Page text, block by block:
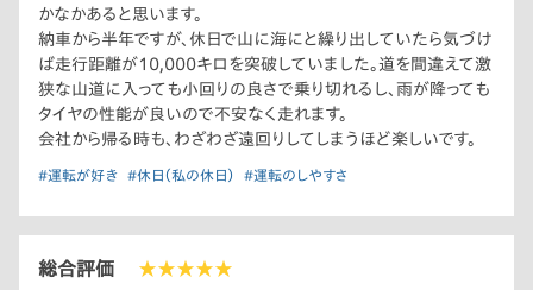
今挙げた点は、自分である程度対策するしかないので諦めましょ
う。しかし、それを差し置いてもデキのいい車だと思います。
使い勝手と運転の楽しさが高レベルで備わっているので、ぜひ一
度運転してみてください。
かなかあると思います。
納車から半年ですが、休日で山に海にと繰り出していたら気づけ
ば走行距離が10,000キロを突破していました。道を間違えて激
狭な山道に入っても小回りの良さで乗り切れるし、雨が降っても
タイヤの性能が良いので不安なく走れます。
会社から帰る時も、わざわざ遠回りしてしまうほど楽しいです。
#運転が好き #休日（私の休日） #運転のしやすさ
総合評価 ★★★★★